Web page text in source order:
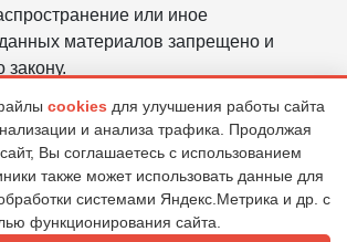
или иное
материалов запрещено и
закону.
обработки персональных
«ВИЗИУМ»
2026 Клиника "ВИЗИУМ"
cookies для улучшения работы сайта
и анализа трафика. Продолжая
Вы соглашаетесь с использованием
также может использовать данные для
системами Яндекс.Метрика и др. с
функционирования сайта.